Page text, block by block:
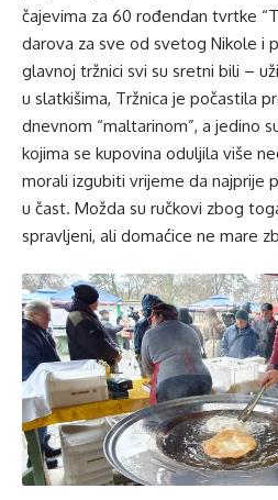
čajevima za 60 rođendan tvrtke
darova za sve od svetog Nikole i
glavnoj tržnici svi su sretni bili –
u slatkišima, Tržnica je počastila
dnevnom “maltarinom”, a jedino
kojima se kupovina oduljila više
morali izgubiti vrijeme da najprije
u čast. Možda su ručkovi zbog
spravljeni, ali domaćice ne mare